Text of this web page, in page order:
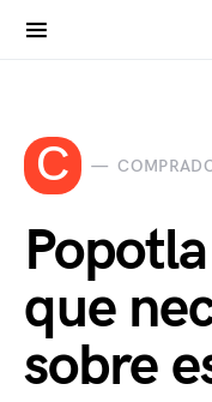
Search for:
C
que
sobre